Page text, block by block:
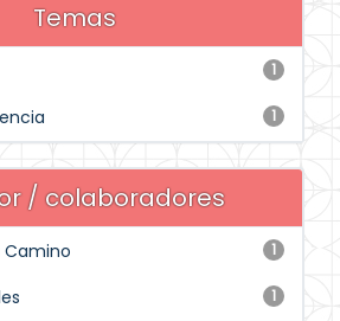
Temas
1
1
/ colaboradores
1
Camino
1